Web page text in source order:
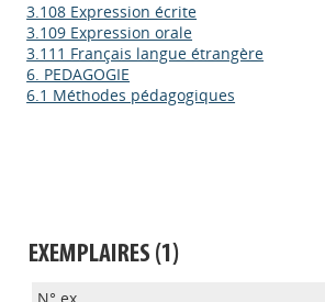
3.108 Expression écrite
3.109 Expression orale
3.111 Français langue étrangère
6. PEDAGOGIE
6.1 Méthodes pédagogiques
EXEMPLAIRES (1)